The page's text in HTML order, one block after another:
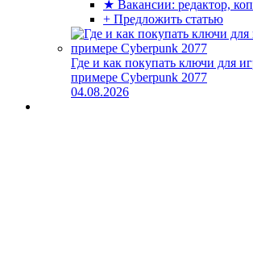
★ Вакансии: редактор,
+ Предложить статью
Где и как покупать ключи для
примере Cyberpunk 2077
04.08.2026